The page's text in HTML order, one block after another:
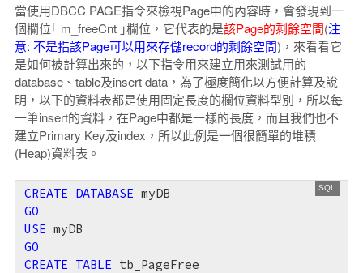
當使用DBCC PAGE指令來檢視Page中的內容時，會發現到一
個欄位｢ m_freeCnt ｣欄位，它代表的是該Page的剩餘空間(注
意: 不是指該Page可以用來存儲record的剩餘空間)，來看看它
是如何被計算出來的，以下指令用來建立用來測試用的
database、table及insert data，為了極度簡化以方便計算及說
明，以下的資料表都是使用固定長度的欄位資料型別，所以每
一筆insert的資料，在Page中都是一樣的長度，而且我們也不
建立Primary Key及index，所以此例是一個很簡單的堆積
(Heap)資料表。
CREATE DATABASE
GO
USE
GO
CREATE TABLE tb_PageFree